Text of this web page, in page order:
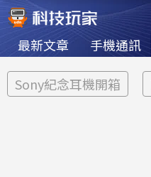
最新文章 手機通訊
Sony紀念耳機開箱